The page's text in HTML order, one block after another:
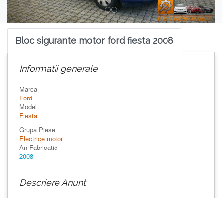
Bloc sigurante motor ford fiesta 2008
Informatii generale
Marca
Ford
Model
Fiesta
Grupa Piese
Electrice motor
An Fabricatie
2008
Descriere Anunt